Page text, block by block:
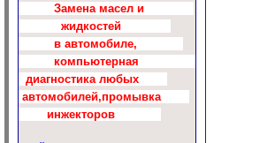
Замена масел и
жидкостей
в автомобиле,
компьютерная
диагностика любых
автомобилей,промывка
инжекторов